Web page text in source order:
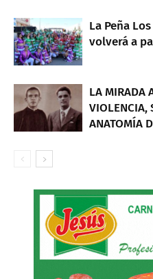
La Peña
volverá a
LA MIRADA
VIOLENCIA,
ANATOMÍA